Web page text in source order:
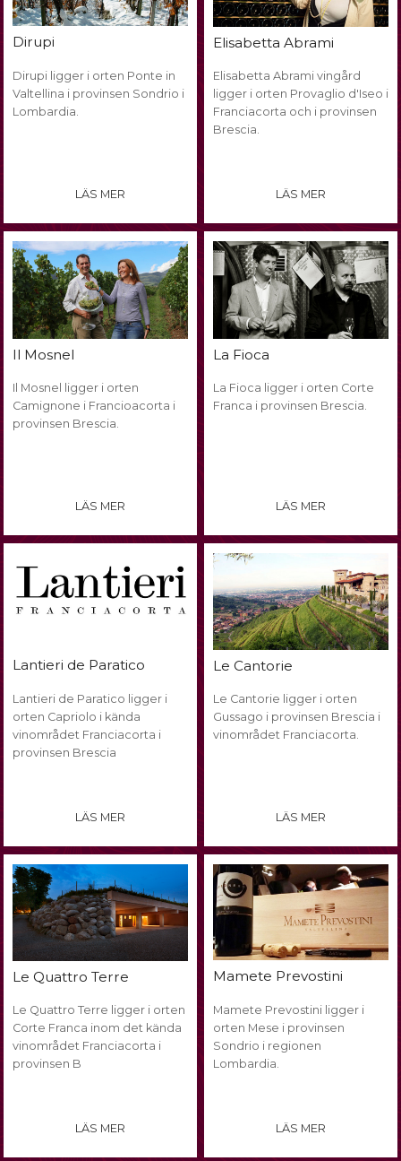
Dirupi
Dirupi ligger i orten Ponte in
Valtellina i provinsen Sondrio i
Lombardia.
LÄS MER
Elisabetta Abrami
Elisabetta Abrami vingård
ligger i orten Provaglio d'Iseo i
Franciacorta och i provinsen
Brescia.
LÄS MER
Il Mosnel
Il Mosnel ligger i orten
Camignone i Francioacorta i
provinsen Brescia.
LÄS MER
La Fioca
La Fioca ligger i orten Corte
Franca i provinsen Brescia.
LÄS MER
Lantieri de Paratico
Lantieri de Paratico ligger i
orten Capriolo i kända
vinområdet Franciacorta i
provinsen Brescia
LÄS MER
Le Cantorie
Le Cantorie ligger i orten
Gussago i provinsen Brescia i
vinområdet Franciacorta.
LÄS MER
Le Quattro Terre
Le Quattro Terre ligger i orten
Corte Franca inom det kända
vinområdet Franciacorta i
provinsen B
LÄS MER
Mamete Prevostini
Mamete Prevostini ligger i
orten Mese i provinsen
Sondrio i regionen
Lombardia.
LÄS MER